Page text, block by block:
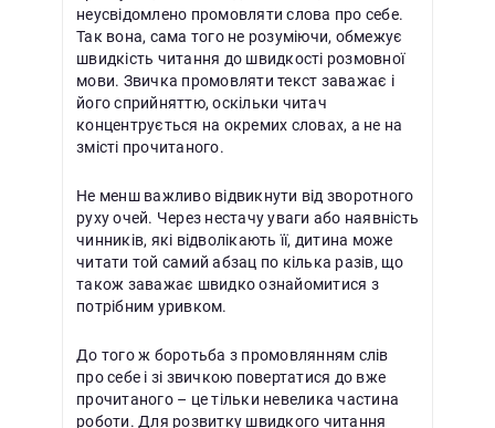
неусвідомлено промовляти слова про себе.
Так вона, сама того не розуміючи, обмежує
швидкість читання до швидкості розмовної
мови. Звичка промовляти текст заважає і
його сприйняттю, оскільки читач
концентрується на окремих словах, а не на
змісті прочитаного.
Не менш важливо відвикнути від зворотного
руху очей. Через нестачу уваги або наявність
чинників, які відволікають її, дитина може
читати той самий абзац по кілька разів, що
також заважає швидко ознайомитися з
потрібним уривком.
До того ж боротьба з промовлянням слів
про себе і зі звичкою повертатися до вже
прочитаного – це тільки невелика частина
роботи. Для розвитку швидкого читання